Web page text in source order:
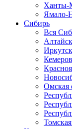
Ханты-
Ямало-
Сибирь
Вся
Омская